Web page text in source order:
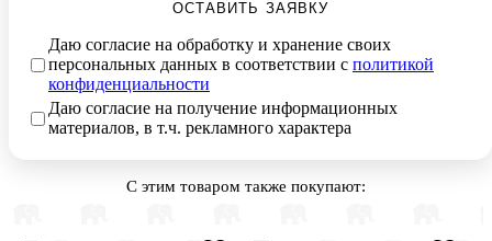
ОСТАВИТЬ ЗАЯВКУ
Даю согласие на обработку и хранение своих
персональных данных в соответствии с политикой
конфиденциальности
Даю согласие на получение информационных
материалов, в т.ч. рекламного характера
С этим товаром также покупают: